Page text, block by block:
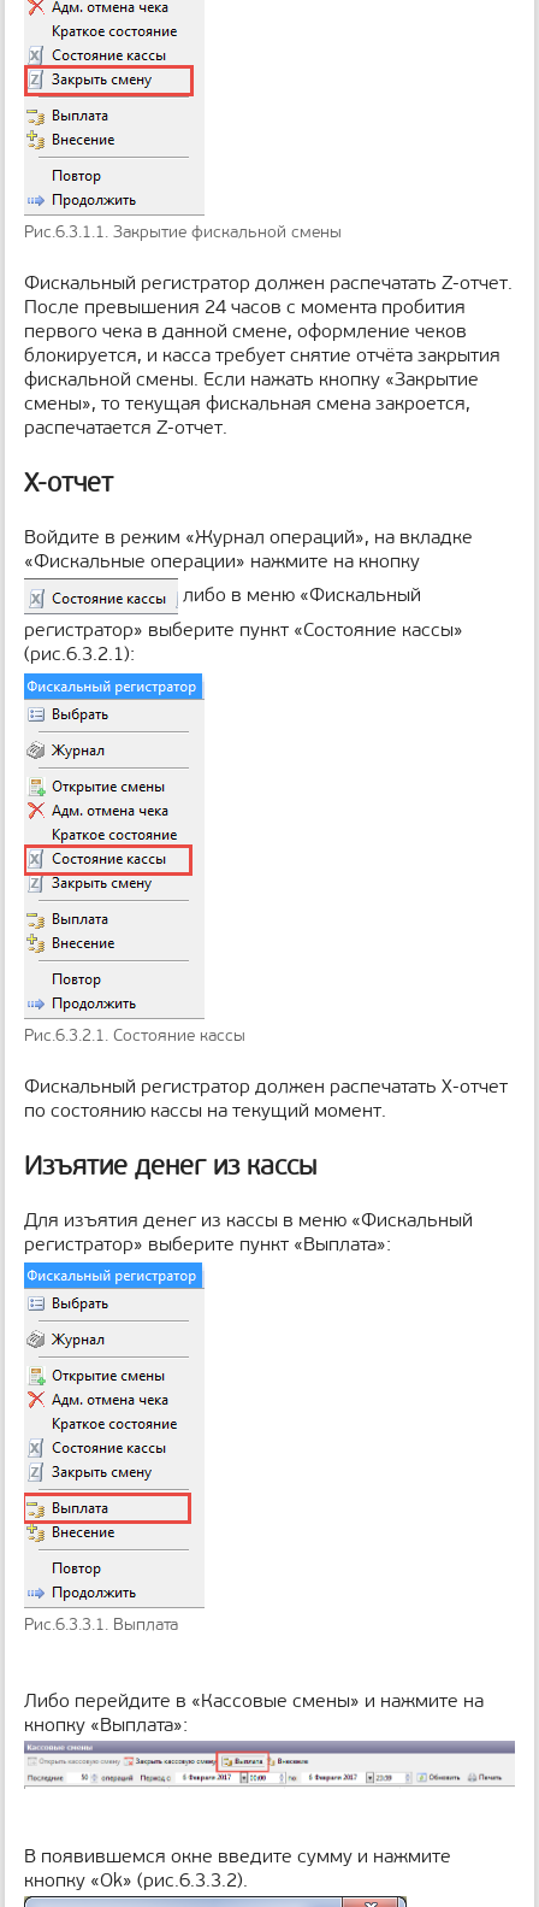
Рис.6.3.1.1. Закрытие фискальной смены
Фискальный регистратор должен распечатать Z-отчет.
После превышения 24 часов с момента пробития
первого чека в данной смене, оформление чеков
блокируется, и касса требует снятие отчёта закрытия
фискальной смены. Если нажать кнопку «Закрытие
смены», то текущая фискальная смена закроется,
распечатается Z-отчет.
X-отчет
Войдите в режим «Журнал операций», на вкладке
«Фискальные операции» нажмите на кнопку
либо в меню «Фискальный
регистратор» выберите пункт «Состояние кассы»
(рис.6.3.2.1):
Рис.6.3.2.1. Состояние кассы
Фискальный регистратор должен распечатать Х-отчет
по состоянию кассы на текущий момент.
Изъятие денег из кассы
Для изъятия денег из кассы в меню «Фискальный
регистратор» выберите пункт «Выплата»:
Рис.6.3.3.1. Выплата
Либо перейдите в «Кассовые смены» и нажмите на
кнопку «Выплата»:
В появившемся окне введите сумму и нажмите
кнопку «Оk» (рис.6.3.3.2).